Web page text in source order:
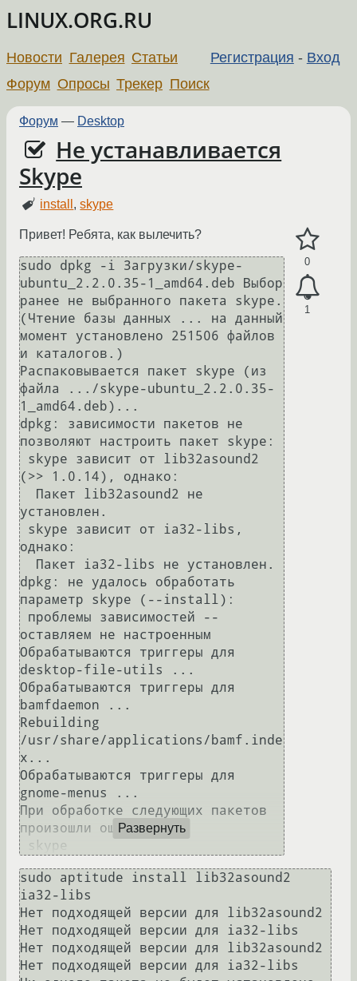
LINUX.ORG.RU
Регистрация - Вход
Новости Галерея Статьи
Форум Опросы Трекер Поиск
Форум — Desktop
Не устанавливается
Skype
install ,skype
0
1
Привет! Ребята, как вылечить?
sudo dpkg -i Загрузки/skype-
ubuntu_2.2.0.35-1_amd64.deb Выбор
ранее не выбранного пакета skype.
(Чтение базы данных ... на данный
момент установлено 251506 файлов
и каталогов.)
Распаковывается пакет skype (из
файла .../skype-ubuntu_2.2.0.35-
1_amd64.deb)...
dpkg: зависимости пакетов не
позволяют настроить пакет skype:
(>> 1.0.14), однако:
установлен.
однако:
dpkg: не удалось обработать
параметр skype (--install):
оставляем не настроенным
Обрабатываются триггеры для
desktop-file-utils ...
Обрабатываются триггеры для
bamfdaemon ...
Rebuilding
/usr/share/applications/bamf.inde
x...
Обрабатываются триггеры для
gnome-menus ...
При обработке следующих пакетов
произошли ошибки:
skype
Развернуть
sudo aptitude install lib32asound2
ia32-libs
Нет подходящей версии для lib32asound2
Нет подходящей версии для ia32-libs
Нет подходящей версии для lib32asound2
Нет подходящей версии для ia32-libs